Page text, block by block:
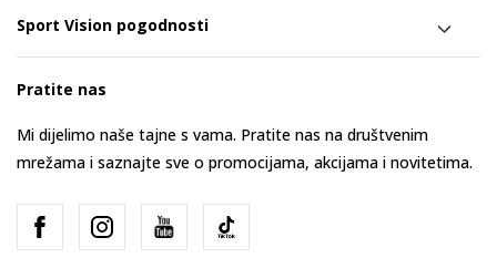
Sport Vision pogodnosti
Pratite nas
Mi dijelimo naše tajne s vama. Pratite nas na društvenim
mrežama i saznajte sve o promocijama, akcijama i novitetima.